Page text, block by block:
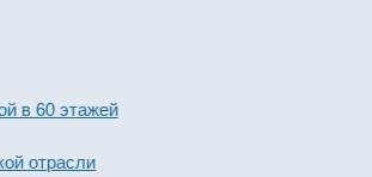
этажей